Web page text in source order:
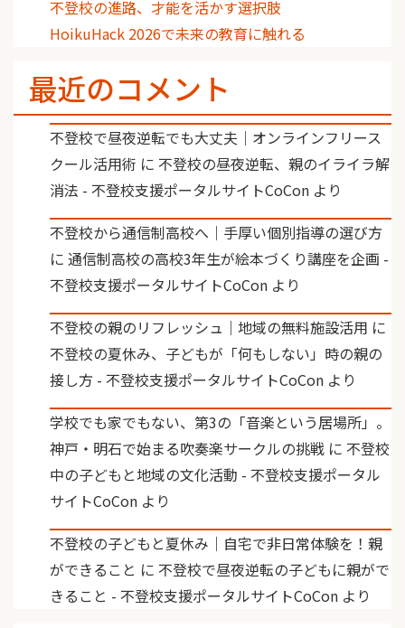
不登校の進路、才能を活かす選択肢
HoikuHack 2026で未来の教育に触れる
最近のコメント
不登校で昼夜逆転でも大丈夫｜オンラインフリース
クール活用術 に 不登校の昼夜逆転、親のイライラ解
消法 - 不登校支援ポータルサイトCoCon より
不登校から通信制高校へ｜手厚い個別指導の選び方
に 通信制高校の高校3年生が絵本づくり講座を企画 -
不登校支援ポータルサイトCoCon より
不登校の親のリフレッシュ｜地域の無料施設活用 に
不登校の夏休み、子どもが「何もしない」時の親の
接し方 - 不登校支援ポータルサイトCoCon より
学校でも家でもない、第3の「音楽という居場所」。
神戸・明石で始まる吹奏楽サークルの挑戦 に 不登校
中の子どもと地域の文化活動 - 不登校支援ポータル
サイトCoCon より
不登校の子どもと夏休み｜自宅で非日常体験を！親
ができること に 不登校で昼夜逆転の子どもに親がで
きること - 不登校支援ポータルサイトCoCon より